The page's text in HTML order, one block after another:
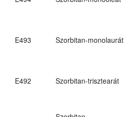
E493 Szorbitan-monolaurát
E492 Szorbitan-trisztearát